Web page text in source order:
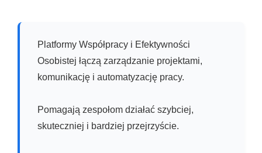
Platformy Współpracy i Efektywności
Osobistej łączą zarządzanie projektami,
komunikację i automatyzację pracy.
Pomagają zespołom działać szybciej,
skuteczniej i bardziej przejrzyście.